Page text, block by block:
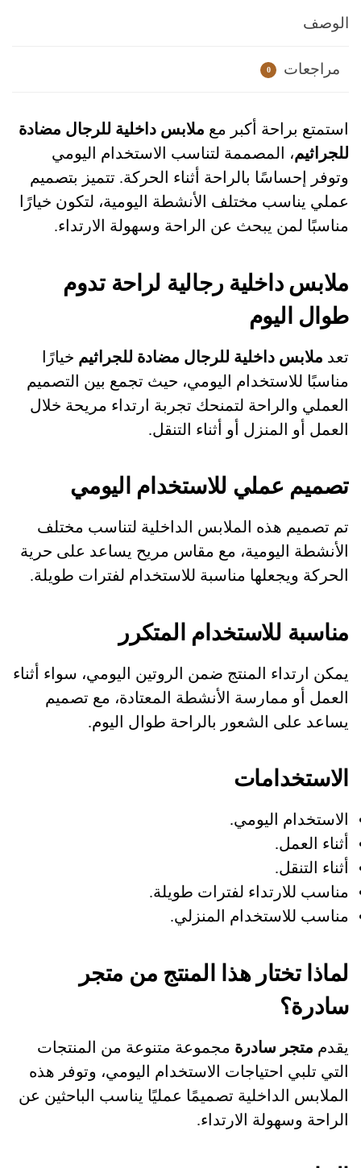
الوصف
مراجعات 0
استمتع براحة أكبر مع ملابس داخلية للرجال مضادة
للجراثيم، المصممة لتناسب الاستخدام اليومي
وتوفر إحساسًا بالراحة أثناء الحركة. تتميز بتصميم
عملي يناسب مختلف الأنشطة اليومية، لتكون خيارًا
مناسبًا لمن يبحث عن الراحة وسهولة الارتداء.
ملابس داخلية رجالية لراحة تدوم
طوال اليوم
تعد ملابس داخلية للرجال مضادة للجراثيم خيارًا
مناسبًا للاستخدام اليومي، حيث تجمع بين التصميم
العملي والراحة لتمنحك تجربة ارتداء مريحة خلال
العمل أو المنزل أو أثناء التنقل.
تصميم عملي للاستخدام اليومي
تم تصميم هذه الملابس الداخلية لتناسب مختلف
الأنشطة اليومية، مع مقاس مريح يساعد على حرية
الحركة ويجعلها مناسبة للاستخدام لفترات طويلة.
مناسبة للاستخدام المتكرر
يمكن ارتداء المنتج ضمن الروتين اليومي، سواء أثناء
العمل أو ممارسة الأنشطة المعتادة، مع تصميم
يساعد على الشعور بالراحة طوال اليوم.
الاستخدامات
الاستخدام اليومي.
أثناء العمل.
أثناء التنقل.
مناسب للارتداء لفترات طويلة.
مناسب للاستخدام المنزلي.
لماذا تختار هذا المنتج من متجر
سادرة؟
يقدم متجر سادرة مجموعة متنوعة من المنتجات
التي تلبي احتياجات الاستخدام اليومي، وتوفر هذه
الملابس الداخلية تصميمًا عمليًا يناسب الباحثين عن
الراحة وسهولة الارتداء.